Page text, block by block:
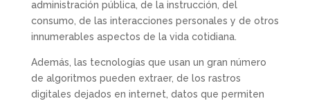
administración pública, de la instrucción, del
consumo, de las interacciones personales y de otros
innumerables aspectos de la vida cotidiana.
Además, las tecnologías que usan un gran número
de algoritmos pueden extraer, de los rastros
digitales dejados en internet, datos que permiten